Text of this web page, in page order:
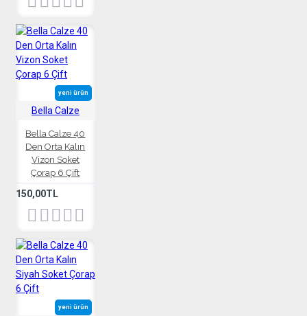
yeni ürün
Bella Calze
Bella Calze 40
Den Orta Kalın
Vizon Soket
Çorap 6 Çift
150,00TL
yeni ürün